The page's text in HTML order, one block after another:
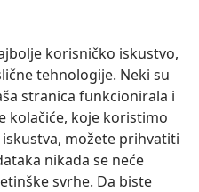
korisničko iskustvo,
tehnologije. Neki su
stranica funkcionirala i
kolačiće, koje koristimo
možete prihvatiti
nikada se neće
svrhe. Da biste